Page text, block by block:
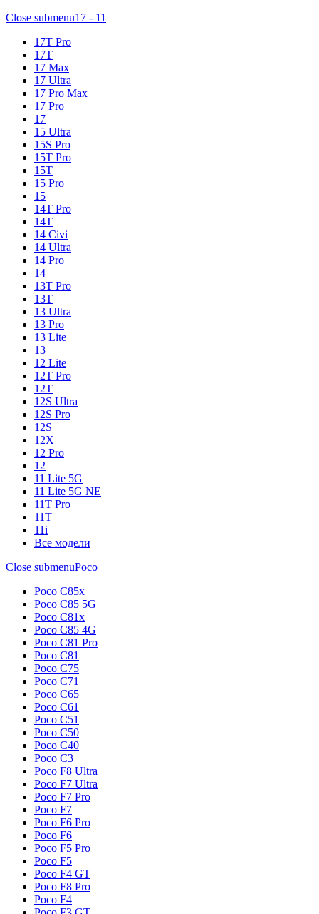
Close submenu17 - 11
17T Pro
17T
17 Max
17 Ultra
17 Pro Max
17 Pro
17
15 Ultra
15S Pro
15T Pro
15T
15 Pro
15
14T Pro
14T
14 Civi
14 Ultra
14 Pro
14
13T Pro
13T
13 Ultra
13 Pro
13 Lite
13
12 Lite
12T Pro
12T
12S Ultra
12S Pro
12S
12X
12 Pro
12
11 Lite 5G
11 Lite 5G NE
11T Pro
11T
11i
Все модели
Close submenuPoco
Poco C85x
Poco C85 5G
Poco C81x
Poco C85 4G
Poco C81 Pro
Poco C81
Poco C75
Poco C71
Poco C65
Poco C61
Poco C51
Poco C50
Poco C40
Poco C3
Poco F8 Ultra
Poco F7 Ultra
Poco F7 Pro
Poco F7
Poco F6 Pro
Poco F6
Poco F5 Pro
Poco F5
Poco F4 GT
Poco F8 Pro
Poco F4